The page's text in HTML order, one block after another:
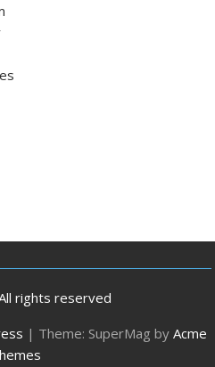
rights reserved
| Theme: SuperMag by Acme